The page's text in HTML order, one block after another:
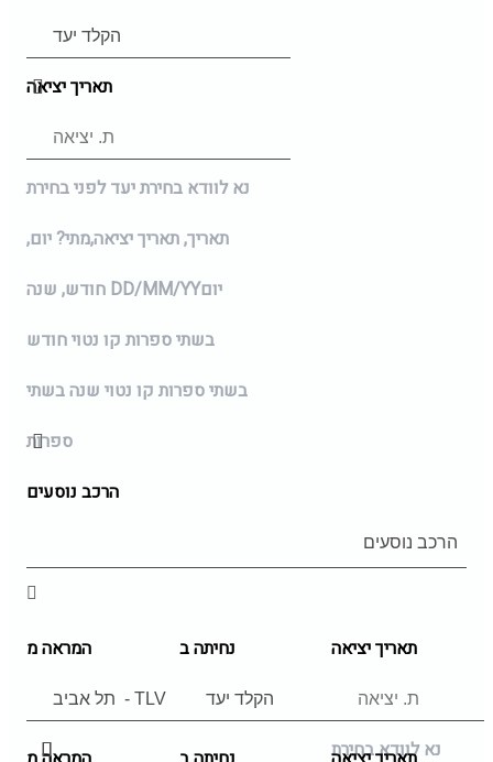
תאריך יציאה
נא לוודא בחירת יעד לפני בחירת
תאריך,תאריך יציאה,מתי? יום,
DD/MM/YYיום
בשתי ספרות קו נטוי חודש
בשתי ספרות קו נטוי שנה בשתי
ספרות
הרכב נוסעים
המראה מ נחיתה ב תאריך יציאה
נא לוודא בחירת